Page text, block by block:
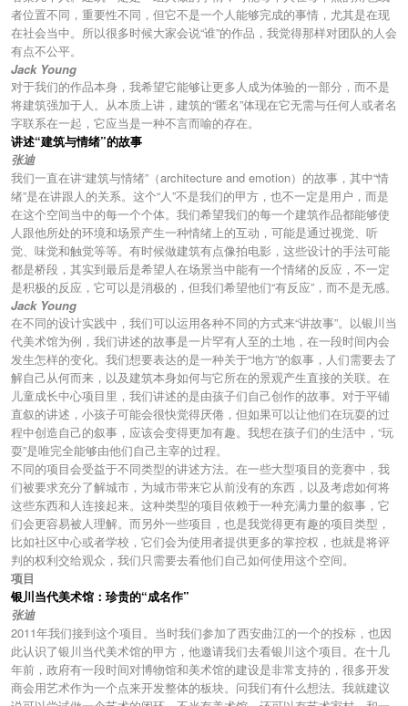
者位置不同，重要性不同，但它不是一个人能够完成的事情，尤其是在现
在社会当中。所以很多时候大家会说“谁”的作品，我觉得那样对团队的人会
有点不公平。
Jack Young
对于我们的作品本身，我希望它能够让更多人成为体验的一部分，而不是
将建筑强加于人。从本质上讲，建筑的“匿名”体现在它无需与任何人或者名
字联系在一起，它应当是一种不言而喻的存在。
讲述“建筑与情绪”的故事
张迪
我们一直在讲“建筑与情绪”（architecture and emotion）的故事，其中“情
绪”是在讲跟人的关系。这个“人”不是我们的甲方，也不一定是用户，而是
在这个空间当中的每一个个体。我们希望我们的每一个建筑作品都能够使
人跟他所处的环境和场景产生一种情绪上的互动，可能是通过视觉、听
觉、味觉和触觉等等。有时候做建筑有点像拍电影，这些设计的手法可能
都是桥段，其实到最后是希望人在场景当中能有一个情绪的反应，不一定
是积极的反应，它可以是消极的，但我们希望他们“有反应”，而不是无感。
Jack Young
在不同的设计实践中，我们可以运用各种不同的方式来“讲故事”。以银川当
代美术馆为例，我们讲述的故事是一片罕有人至的土地，在一段时间内会
发生怎样的变化。我们想要表达的是一种关于“地方”的叙事，人们需要去了
解自己从何而来，以及建筑本身如何与它所在的景观产生直接的关联。在
儿童成长中心项目里，我们讲述的是由孩子们自己创作的故事。对于平铺
直叙的讲述，小孩子可能会很快觉得厌倦，但如果可以让他们在玩耍的过
程中创造自己的叙事，应该会变得更加有趣。我想在孩子们的生活中，“玩
耍”是唯完全能够由他们自己主宰的过程。
不同的项目会受益于不同类型的讲述方法。在一些大型项目的竞赛中，我
们被要求充分了解城市，为城市带来它从前没有的东西，以及考虑如何将
这些东西和人连接起来。这种类型的项目依赖于一种充满力量的叙事，它
们会更容易被人理解。而另外一些项目，也是我觉得更有趣的项目类型，
比如社区中心或者学校，它们会为使用者提供更多的掌控权，也就是将评
判的权利交给观众，我们只需要去看他们自己如何使用这个空间。
项目
银川当代美术馆：珍贵的“成名作”
张迪
2011年我们接到这个项目。当时我们参加了西安曲江的一个的投标，也因
此认识了银川当代美术馆的甲方，他邀请我们去看银川这个项目。在十几
年前，政府有一段时间对博物馆和美术馆的建设是非常支持的，很多开发
商会用艺术作为一个点来开发整体的板块。问我们有什么想法。我就建议